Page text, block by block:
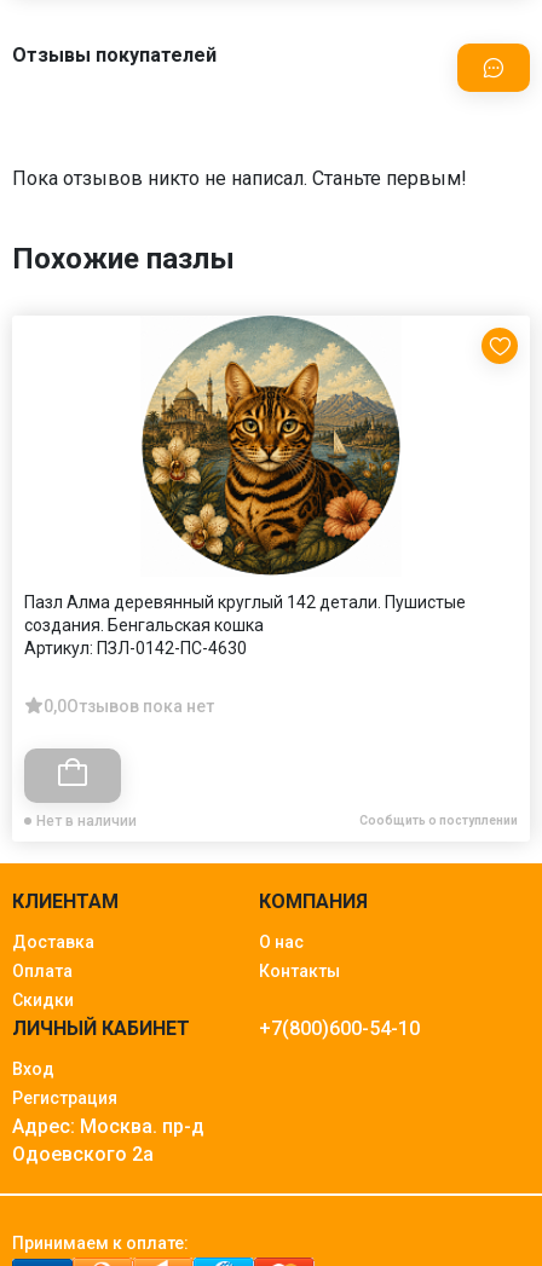
Отзывы покупателей
Пока отзывов никто не написал. Станьте первым!
Похожие пазлы
Пазл Алма деревянный круглый 142 детали. Пушистые
создания. Бенгальская кошка
Артикул: ПЗЛ-0142-ПС-4630
0,0Отзывов пока нет
Нет в наличии Сообщить о поступлении
КЛИЕНТАМ
Доставка
Оплата
Скидки
КОМПАНИЯ
О нас
Контакты
ЛИЧНЫЙ КАБИНЕТ
Вход
Регистрация
+7(800)600-54-10
Адрес: Москва. пр-д
Одоевского 2а
Принимаем к оплате: